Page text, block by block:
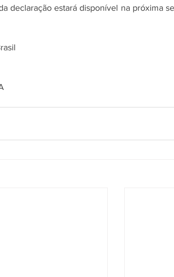
declaração estará disponível na próxima